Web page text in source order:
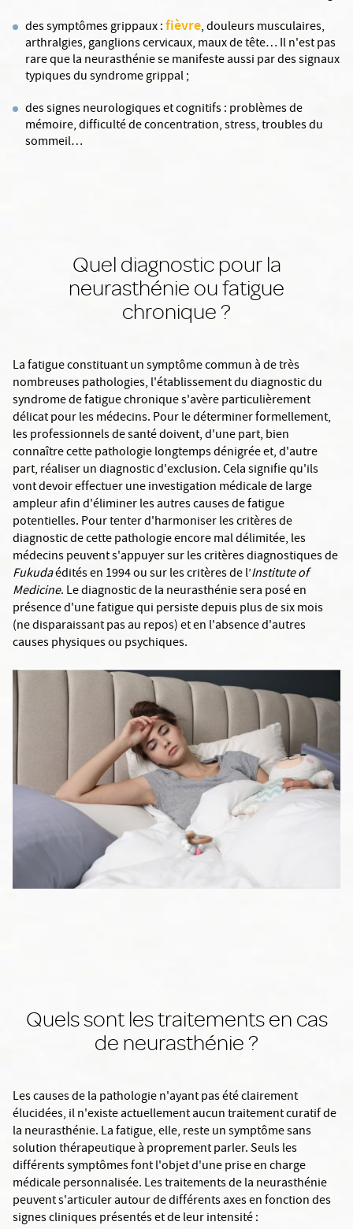
des symptômes grippaux :fièvre, douleurs musculaires,
arthralgies, ganglions cervicaux, maux de tête… Il n'est pas
rare que la neurasthénie se manifeste aussi par des signaux
typiques du syndrome grippal ;
des signes neurologiques et cognitifs : problèmes de
mémoire, difficulté de concentration, stress, troubles du
sommeil…
Quel diagnostic pour la
neurasthénie ou fatigue
chronique ?
La fatigue constituant un symptôme commun à de très
nombreuses pathologies, l'établissement du diagnostic du
syndrome de fatigue chronique s'avère particulièrement
délicat pour les médecins. Pour le déterminer formellement,
les professionnels de santé doivent, d'une part, bien
connaître cette pathologie longtemps dénigrée et, d'autre
part, réaliser un diagnostic d'exclusion. Cela signifie qu'ils
vont devoir effectuer une investigation médicale de large
ampleur afin d'éliminer les autres causes de fatigue
potentielles. Pour tenter d'harmoniser les critères de
diagnostic de cette pathologie encore mal délimitée, les
médecins peuvent s'appuyer sur les critères diagnostiques de
Fukudaédités en 1994 ou sur les critères de l’Institute of
Medicine. Le diagnostic de la neurasthénie sera posé en
présence d'une fatigue qui persiste depuis plus de six mois
(ne disparaissant pas au repos) et en l'absence d'autres
causes physiques ou psychiques.
Quels sont les traitements en cas
de neurasthénie ?
Les causes de la pathologie n'ayant pas été clairement
élucidées, il n'existe actuellement aucun traitement curatif de
la neurasthénie. La fatigue, elle, reste un symptôme sans
solution thérapeutique à proprement parler. Seuls les
différents symptômes font l'objet d'une prise en charge
médicale personnalisée. Les traitements de la neurasthénie
peuvent s'articuler autour de différents axes en fonction des
signes cliniques présentés et de leur intensité :